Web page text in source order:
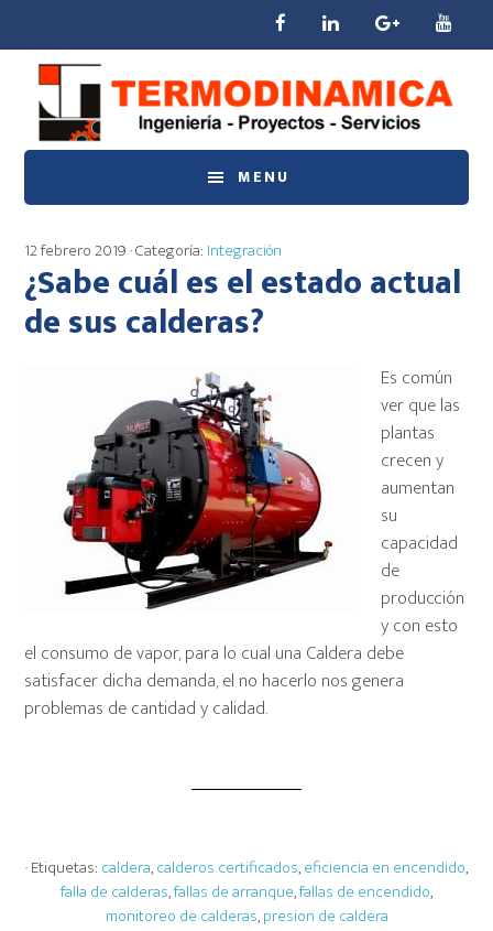
contenido
principal
barra
lateral
principal
página
MENU
12 febrero 2019· Categoría: Integración
¿Sabe cuál es el estado actual
de sus calderas?
Es común
ver que las
plantas
crecen y
aumentan
su
capacidad
de
producción
y con esto
el consumo de vapor, para lo cual una Caldera debe
satisfacer dicha demanda, el no hacerlo nos genera
problemas de cantidad y calidad.
· Etiquetas: caldera,calderos certificados,eficiencia en encendido,
falla de calderas,fallas de arranque,fallas de encendido,
monitoreo de calderas,presion de caldera